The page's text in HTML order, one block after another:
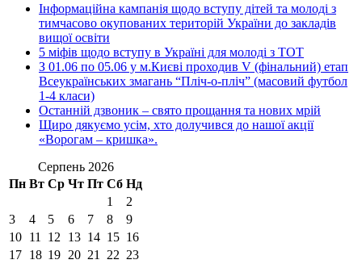
Інформаційна кампанія щодо вступу дітей та молоді з
тимчасово окупованих територій України до закладів
вищої освіти
5 міфів щодо вступу в Україні для молоді з ТОТ
З 01.06 по 05.06 у м.Києві проходив V (фінальний) етап
Всеукраїнських змагань “Пліч-о-пліч” (масовий футбол
1-4 класи)
Останній дзвоник – свято прощання та нових мрій
Щиро дякуємо усім, хто долучився до нашої акції
«Ворогам – кришка».
Серпень 2026
Пн Вт Ср Чт Пт Сб Нд
1
2
3
4 5 6 7 8
9
10 11 12 13 14 15 16
17 18 19 20 21 22 23